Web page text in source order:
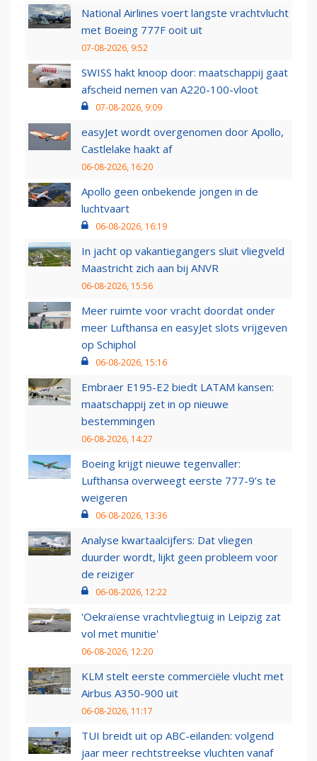
National Airlines voert langste vrachtvlucht
met Boeing 777F ooit uit
07-08-2026, 9:52
SWISS hakt knoop door: maatschappij gaat
afscheid nemen van A220-100-vloot
07-08-2026, 9:09
easyJet wordt overgenomen door Apollo,
Castlelake haakt af
06-08-2026, 16:20
Apollo geen onbekende jongen in de
luchtvaart
06-08-2026, 16:19
In jacht op vakantiegangers sluit vliegveld
Maastricht zich aan bij ANVR
06-08-2026, 15:56
Meer ruimte voor vracht doordat onder
meer Lufthansa en easyJet slots vrijgeven
op Schiphol
06-08-2026, 15:16
Embraer E195-E2 biedt LATAM kansen:
maatschappij zet in op nieuwe
bestemmingen
06-08-2026, 14:27
Boeing krijgt nieuwe tegenvaller:
Lufthansa overweegt eerste 777-9’s te
weigeren
06-08-2026, 13:36
Analyse kwartaalcijfers: Dat vliegen
duurder wordt, lijkt geen probleem voor
de reiziger
06-08-2026, 12:22
'Oekraïense vrachtvliegtuig in Leipzig zat
vol met munitie'
06-08-2026, 12:20
KLM stelt eerste commerciële vlucht met
Airbus A350-900 uit
06-08-2026, 11:17
TUI breidt uit op ABC-eilanden: volgend
jaar meer rechtstreekse vluchten vanaf